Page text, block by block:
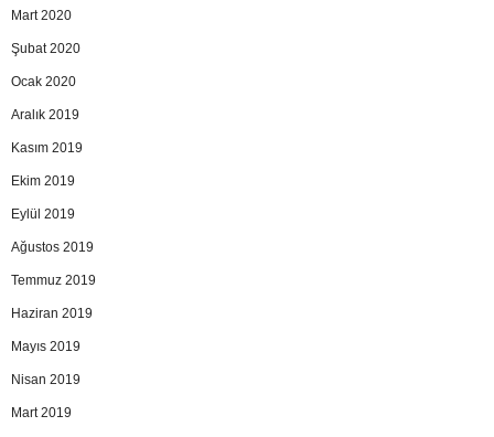
Mart 2020
Şubat 2020
Ocak 2020
Aralık 2019
Kasım 2019
Ekim 2019
Eylül 2019
Ağustos 2019
Temmuz 2019
Haziran 2019
Mayıs 2019
Nisan 2019
Mart 2019